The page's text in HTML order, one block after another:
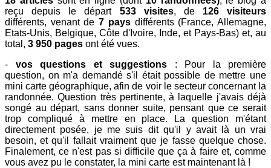
reçu depuis le départ 533 visites, de 126 visiteurs
différents, venant de7 paysdifférents (France, Allemagne,
Etats-Unis, Belgique, Côte d'Ivoire, Inde, et Pays-Bas) et, au
total, 3 950 pages ont été vues.
- vos questions et suggestions : Pour la première
question, on m'a demandé s'il était possible de mettre une
mini carte géographique, afin de voir le secteur concernant la
randonnée. Question très pertinente, à laquelle j'avais déjà
songé au départ, sans donner suite, pensant que ce serait
trop compliqué à mettre en place. La question m'étant
directement posée, je me suis dit qu'il y avait là un vrai
besoin, et qu'il fallait vraiment que je fasse quelque chose.
Finalement, ce n'est pas si difficile que ça à faire et, comme
vous avez pu le constater, la mini carte est maintenant là !